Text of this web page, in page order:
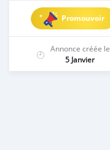
Promouvoir
Annonce créée le
5 Janvier